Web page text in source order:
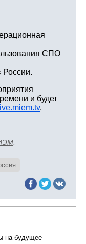
СПО
России.
и будет
live.miem.tv.
на будущее